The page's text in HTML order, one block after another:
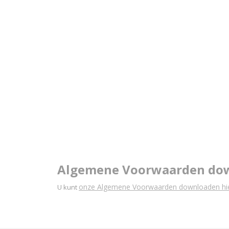
Algemene Voorwaarden
U kunt onze Algemene Voorwaarden downloaden